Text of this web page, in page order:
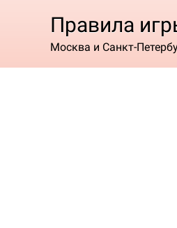
Правила
Москва и Санкт-